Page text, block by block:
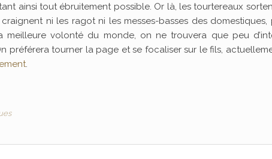
ainsi tout ébruitement possible. Or là, les tourtereaux
ni les ragot ni les messes-basses des domestiques,
meilleure volonté du monde, on ne trouvera que peu
préférera tourner la page et se focaliser sur le fils,
.